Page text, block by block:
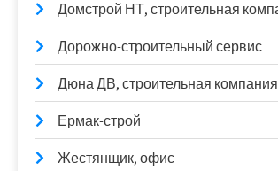
Домстрой НТ, строительная
Дорожно-строительный сервис
Дюна ДВ, строительная компания
Ермак-строй
Жестянщик, офис